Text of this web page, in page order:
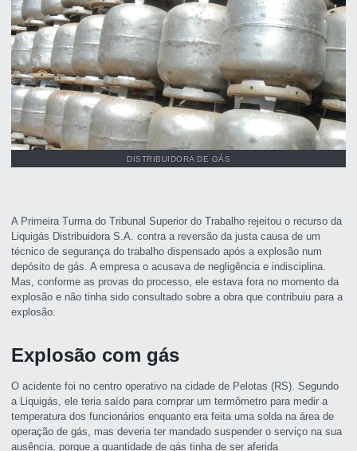
DISTRIBUIDORA DE GÁS
A Primeira Turma do Tribunal Superior do Trabalho rejeitou o recurso da
Liquigás Distribuidora S.A. contra a reversão da justa causa de um
técnico de segurança do trabalho dispensado após a explosão num
depósito de gás. A empresa o acusava de negligência e indisciplina.
Mas, conforme as provas do processo, ele estava fora no momento da
explosão e não tinha sido consultado sobre a obra que contribuiu para a
explosão.
Explosão com gás
O acidente foi no centro operativo na cidade de Pelotas (RS). Segundo
a Liquigás, ele teria saído para comprar um termômetro para medir a
temperatura dos funcionários enquanto era feita uma solda na área de
operação de gás, mas deveria ter mandado suspender o serviço na sua
ausência, porque a quantidade de gás tinha de ser aferida